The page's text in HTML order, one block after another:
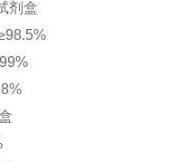
剂盒
盒